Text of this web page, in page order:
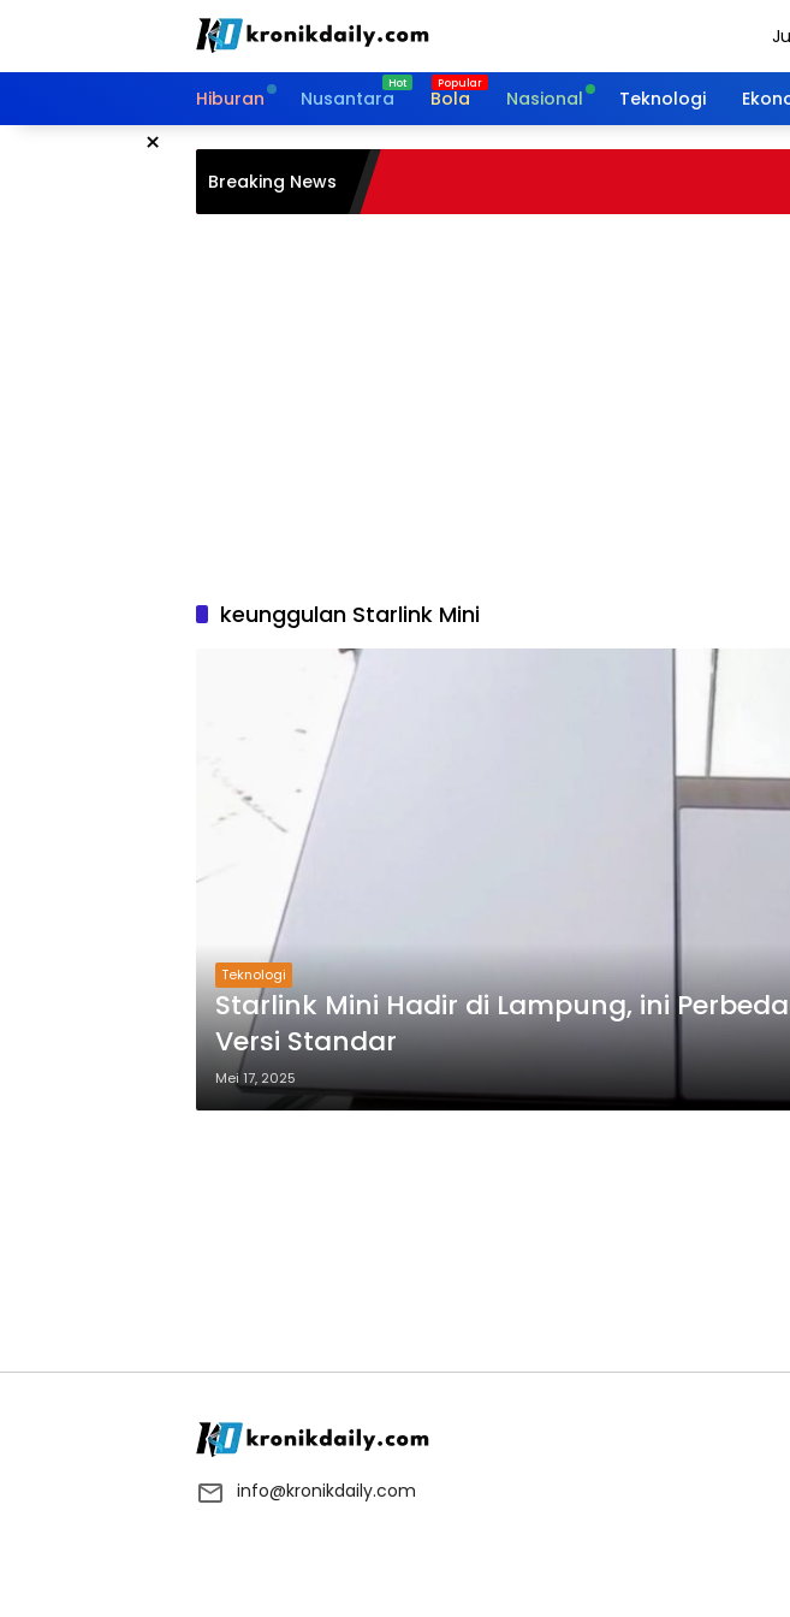
Hiburan Nusantara Bola Nasional Teknologi
×
Breaking News
keunggulan Starlink Mini
Teknologi
Starlink Mini Hadir di Lampung, ini
Versi Standar
Mei 17, 2025
info@kronikdaily.com